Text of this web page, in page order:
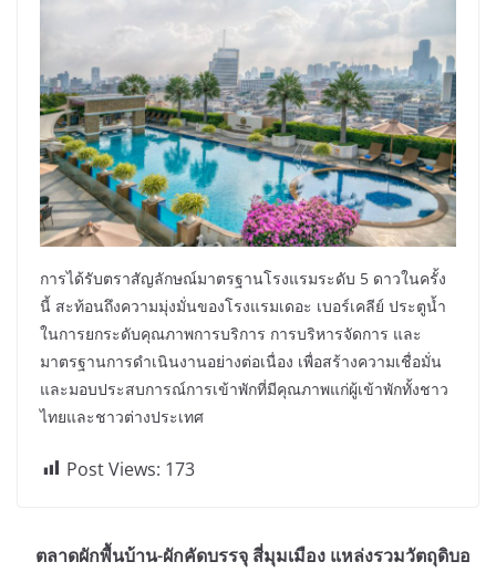
การได้รับตราสัญลักษณ์มาตรฐานโรงแรมระดับ 5 ดาวในครั้ง
นี้ สะท้อนถึงความมุ่งมั่นของโรงแรมเดอะ เบอร์เคลีย์ ประตูน้ำ
ในการยกระดับคุณภาพการบริการ การบริหารจัดการ และ
มาตรฐานการดำเนินงานอย่างต่อเนื่อง เพื่อสร้างความเชื่อมั่น
และมอบประสบการณ์การเข้าพักที่มีคุณภาพแก่ผู้เข้าพักทั้งชาว
ไทยและชาวต่างประเทศ
Post Views: 173
ตลาดผักพื้นบ้าน-ผักคัดบรรจุ สี่มุมเมือง แหล่งรวมวัตถุดิบอ